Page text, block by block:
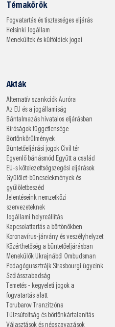
Témakörök
Fogvatartás és tisztességes eljárás
Helsinki Jogállam
Menekültek és külföldiek jogai
Akták
Alternatív szankciók Auróra
Az EU és a jogállamiság
Bántalmazás hivatalos eljárásban
Bíróságok függetlensége
Börtönkörülmények
Büntetőeljárási jogok Civil tér
Egyenlő bánásmód Együtt a család
EU-s kötelezettségszegési eljárások
Gyűlölet-bűncselekmények és
gyűlöletbeszéd
Jelentéseink nemzetközi
szervezeteknek
Jogállami helyreállítás
Kapcsolattartás a börtönökben
Koronavírus-járvány és veszélyhelyzet
Közérthetőség a büntetőeljárásban
Menekülők Ukrajnából Ombudsman
Pedagógussztrájk Strasbourgi ügyeink
Szólásszabadság
Temetés - kegyeleti jogok a
fogvatartás alatt
Torubarov
Tranzitzóna
Túlzsúfoltság és börtönkártalanítás
Választások és népszavazások